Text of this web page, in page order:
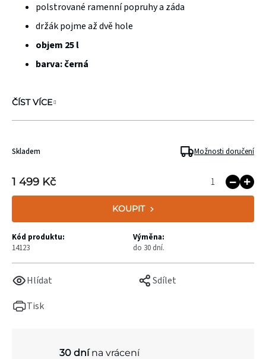
polstrované ramenní popruhy a záda
držák pojme až dvě hole
objem 25 l
barva: černá
ČÍST VÍCE
Tisk
Hlídat Sdílet
1 499 Kč
KOUPIT
Skladem Možnosti doručení
Kód produktu:
14123
Výměna:
do 30 dní.
30 dnína vrácení